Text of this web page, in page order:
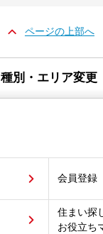
ページの上部へ
種別・エリア変更
会員登録
住まい探
お役立ち